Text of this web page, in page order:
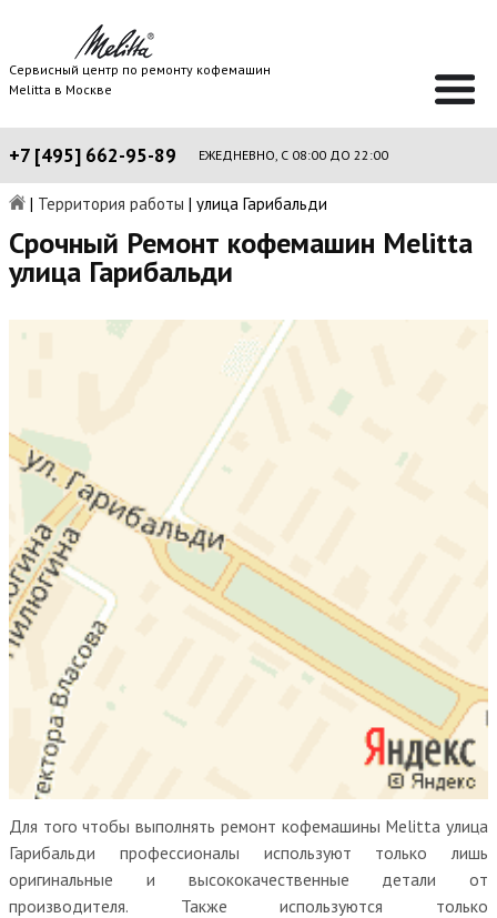
Сервисный центр по ремонту кофемашин
Melitta в Москве
+7 [495] 662-95-89 ЕЖЕДНЕВНО, С 08:00 ДО 22:00
| Территория работы | улица Гарибальди
Срочный Ремонт кофемашин Melitta
улица Гарибальди
Для того чтобы выполнять ремонт кофемашины Melitta улица
Гарибальди профессионалы используют только лишь
оригинальные и высококачественные детали от
производителя. Также используются только